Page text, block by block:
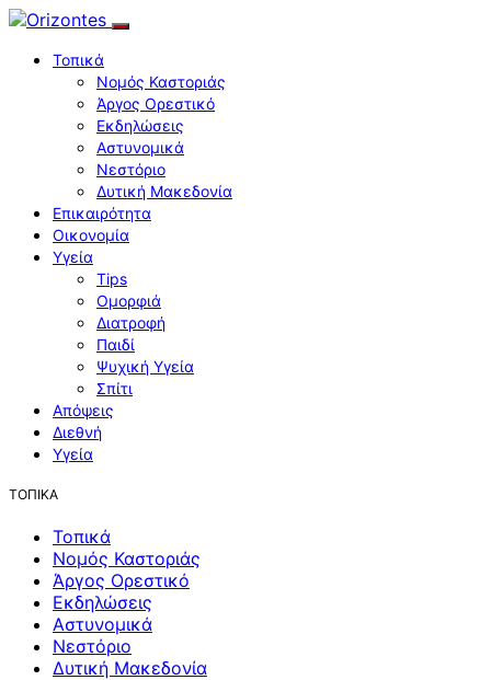
Τοπικά
Νομός Καστοριάς
Άργος Ορεστικό
Εκδηλώσεις
Αστυνομικά
Νεστόριο
Δυτική Μακεδονία
Επικαιρότητα
Οικονομία
Υγεία
Tips
Ομορφιά
Διατροφή
Παιδί
Ψυχική Υγεία
Σπίτι
Απόψεις
Διεθνή
Υγεία
ΤΟΠΙΚΑ
Τοπικά
Νομός Καστοριάς
Άργος Ορεστικό
Εκδηλώσεις
Αστυνομικά
Νεστόριο
Δυτική Μακεδονία